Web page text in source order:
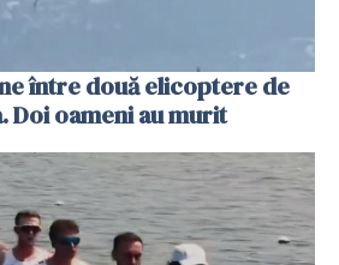
între două elicoptere de
Doi oameni au murit